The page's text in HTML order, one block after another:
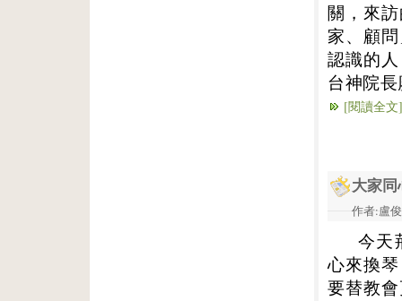
關，來
家、顧
認識的
台神院
[閱讀全文]
大家同
作者:盧
今天
心來換
要替教